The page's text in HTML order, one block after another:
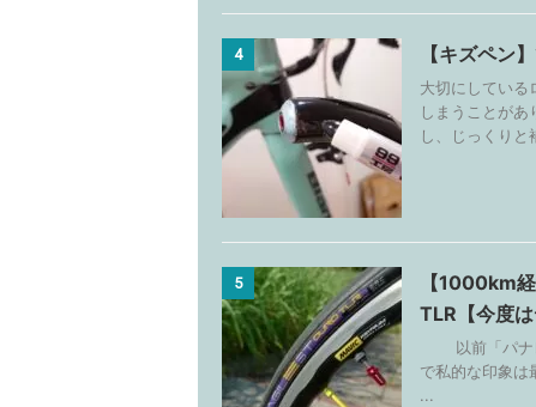
4 【キズペン
大切にしている
しまうことが
し、じっくり
5
【1000km
TLR【今度は
以前「パナレ
で私的な印象
...